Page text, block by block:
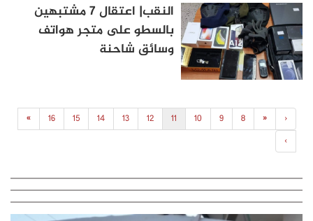
النقب| اعتقال 7 مشتبهين
بالسطو على متجر هواتف
وسائق شاحنة
«
8
9
10
11
12
13
14
15
16
»